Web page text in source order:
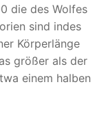
die des Wolfes
sind indes
Körperlänge
größer als der
einem halben